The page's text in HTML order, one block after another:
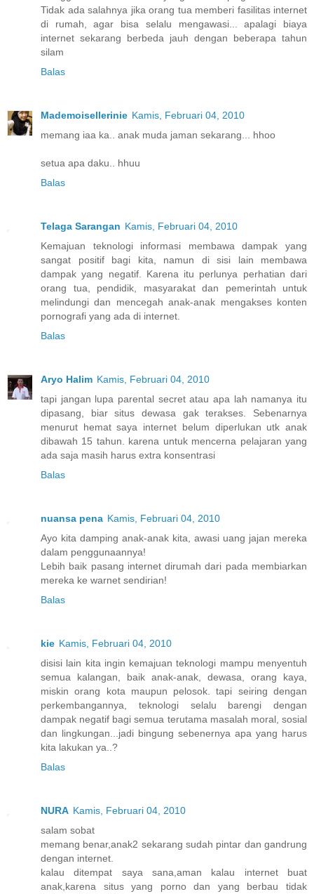
Tidak ada salahnya jika orang tua memberi fasilitas internet
di rumah, agar bisa selalu mengawasi... apalagi biaya
internet sekarang berbeda jauh dengan beberapa tahun
silam
Balas
Mademoisellerinie Kamis, Februari 04, 2010
memang iaa ka.. anak muda jaman sekarang... hhoo
setua apa daku.. hhuu
Balas
Telaga Sarangan Kamis, Februari 04, 2010
Kemajuan teknologi informasi membawa dampak yang
sangat positif bagi kita, namun di sisi lain membawa
dampak yang negatif. Karena itu perlunya perhatian dari
orang tua, pendidik, masyarakat dan pemerintah untuk
melindungi dan mencegah anak-anak mengakses konten
pornografi yang ada di internet.
Balas
Aryo Halim Kamis, Februari 04, 2010
tapi jangan lupa parental secret atau apa lah namanya itu
dipasang, biar situs dewasa gak terakses. Sebenarnya
menurut hemat saya internet belum diperlukan utk anak
dibawah 15 tahun. karena untuk mencerna pelajaran yang
ada saja masih harus extra konsentrasi
Balas
nuansa pena Kamis, Februari 04, 2010
Ayo kita damping anak-anak kita, awasi uang jajan mereka
dalam penggunaannya!
Lebih baik pasang internet dirumah dari pada membiarkan
mereka ke warnet sendirian!
Balas
kie Kamis, Februari 04, 2010
disisi lain kita ingin kemajuan teknologi mampu menyentuh
semua kalangan, baik anak-anak, dewasa, orang kaya,
miskin orang kota maupun pelosok. tapi seiring dengan
perkembangannya, teknologi selalu barengi dengan
dampak negatif bagi semua terutama masalah moral, sosial
dan lingkungan...jadi bingung sebenernya apa yang harus
kita lakukan ya..?
Balas
NURA Kamis, Februari 04, 2010
salam sobat
memang benar,anak2 sekarang sudah pintar dan gandrung
dengan internet.
kalau ditempat saya sana,aman kalau internet buat
anak,karena situs yang porno dan yang berbau tidak